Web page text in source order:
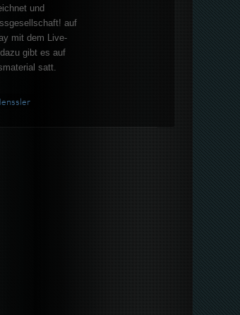
und
auf
mit dem Live-
gibt es auf
satt.